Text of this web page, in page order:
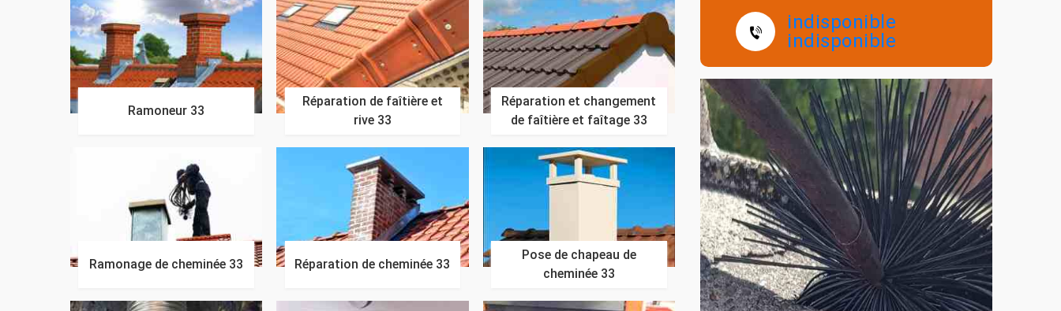
Ramoneur 33
Réparation de faîtière et
rive 33
Réparation et changement
de faîtière et faîtage 33
Ramonage de cheminée 33 Réparation de cheminée 33
Pose de chapeau de
cheminée 33
indisponible
indisponible